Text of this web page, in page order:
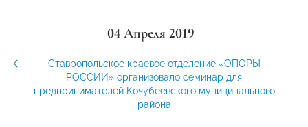
04 Апреля 2019
Ставропольское краевое отделение «ОПОРЫ
РОССИИ» организовало семинар для
предпринимателей Кочубеевского муниципального
района